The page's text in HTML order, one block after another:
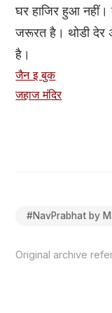
घर हाजिर हुआ
जरूरत है। थोडी देर
है।
जैन इ बुक
जहाज मंदिर
#NavPrabhat by
Original archive